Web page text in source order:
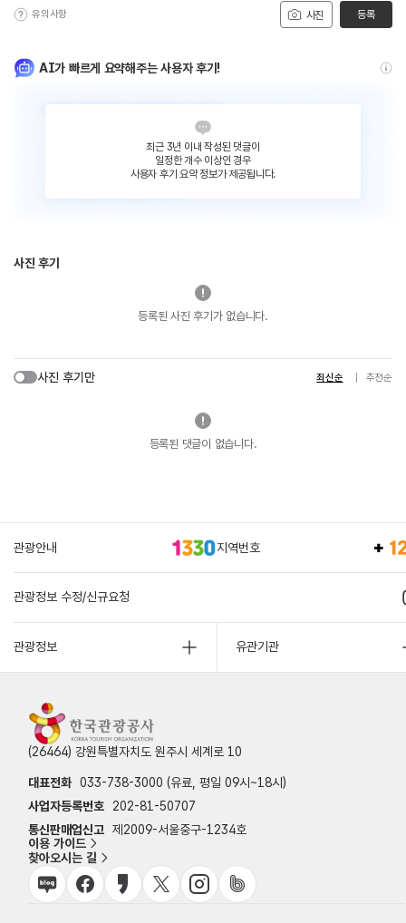
사진
유의사항 등록
AI가 빠르게 요약해주는 사용자 후기!
최근 3년 이내 작성된 댓글이
일정한 개수 이상인 경우
사용자 후기 요약 정보가 제공됩니다.
사진 후기
등록된 사진 후기가 없습니다.
사진 후기만 최신순 추천순
등록된 댓글이 없습니다.
관광안내 지역번호
관광정보 수정/신규요청
관광정보 유관기관
(26464) 강원특별자치도 원주시 세계로 10
대표전화 033-738-3000 (유료, 평일 09시~18시)
사업자등록번호
202-81-50707
통신판매업신고 제2009-서울중구-1234호
이용 가이드
찾아오시는 길